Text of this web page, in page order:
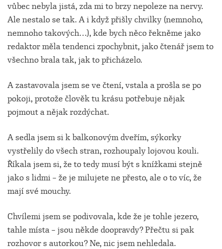
vůbec nebyla jistá, zda mi to brzy nepoleze na nervy.
Ale nestalo se tak. A i když přišly chvilky (nemnoho,
nemnoho takových…), kde bych něco řekněme jako
redaktor měla tendenci zpochybnit, jako čtenář jsem to
všechno brala tak, jak to přicházelo.
A zastavovala jsem se ve čtení, vstala a prošla se po
pokoji, protože člověk tu krásu potřebuje nějak
pojmout a nějak rozdýchat.
A sedla jsem si k balkonovým dveřím, sýkorky
vystřelily do všech stran, rozhoupaly lojovou kouli.
Říkala jsem si, že to tedy musí být s knížkami stejně
jako s lidmi – že je milujete ne přesto, ale o to víc, že
mají své mouchy.
Chvílemi jsem se podivovala, kde že je tohle jezero,
tahle místa – jsou někde doopravdy? Přečtu si pak
rozhovor s autorkou? Ne, nic jsem nehledala.